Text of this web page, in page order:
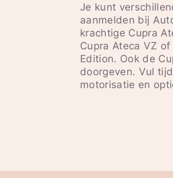
Je kunt
aanmelden bij
krachtige Cupra
Cupra Ateca VZ
Edition. Ook de
doorgeven. Vul
motorisatie en